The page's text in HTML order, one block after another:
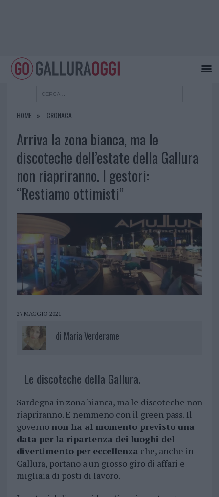
HOME CRONACA
Arriva la zona bianca, ma le
discoteche dell’estate della Gallura
non riapriranno. I gestori:
“Restiamo ottimisti”
27 MAGGIO 2021
di Maria Verderame
Le discoteche della Gallura.
Sardegna in zona bianca, ma le discoteche non
riapriranno. E nemmeno con il green pass. Il
governo non ha al momento previsto una
data per la ripartenza dei luoghi del
divertimento per eccellenza che, anche in
Gallura, portano a un grosso giro di affari e
migliaia di posti di lavoro.